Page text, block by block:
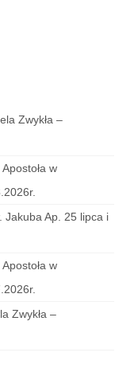
Zwykła –
w
Jakuba Ap. 25 lipca i
w
Zwykła –